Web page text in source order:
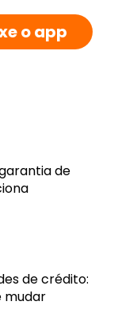
o app
de
de crédito:
mudar